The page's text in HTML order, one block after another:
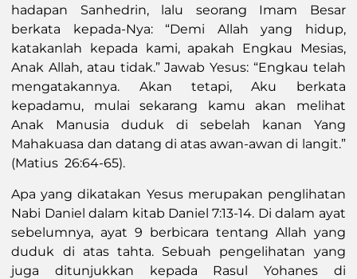
hadapan Sanhedrin, lalu seorang Imam Besar
berkata kepada-Nya: “Demi Allah yang hidup,
katakanlah kepada kami, apakah Engkau Mesias,
Anak Allah, atau tidak.” Jawab Yesus: “Engkau telah
mengatakannya. Akan tetapi, Aku berkata
kepadamu, mulai sekarang kamu akan melihat
Anak Manusia duduk di sebelah kanan Yang
Mahakuasa dan datang di atas awan-awan di langit.”
(Matius 26:64-65).
Apa yang dikatakan Yesus merupakan penglihatan
Nabi Daniel dalam kitab Daniel 7:13-14. Di dalam ayat
sebelumnya, ayat 9 berbicara tentang Allah yang
duduk di atas tahta. Sebuah pengelihatan yang
juga ditunjukkan kepada Rasul Yohanes di